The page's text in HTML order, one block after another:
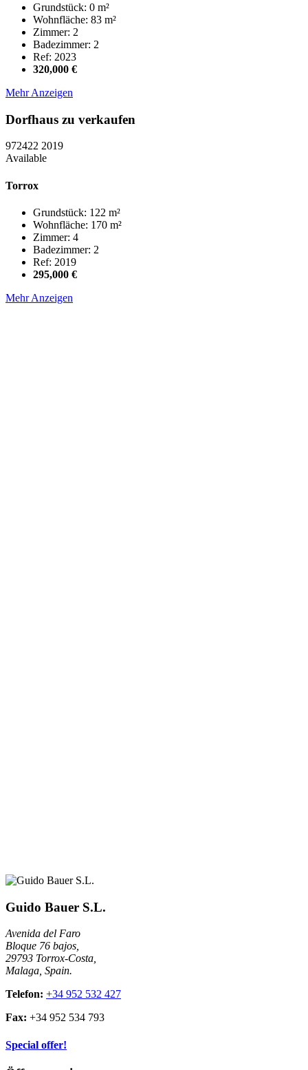
Grundstück: 0 m²
Wohnfläche: 83 m²
Zimmer: 2
Badezimmer: 2
Ref: 2023
320,000 €
Mehr Anzeigen
Dorfhaus zu verkaufen
972422 2019
Available
Torrox
Grundstück: 122 m²
Wohnfläche: 170 m²
Zimmer: 4
Badezimmer: 2
Ref: 2019
295,000 €
Mehr Anzeigen
Guido Bauer S.L.
Avenida del Faro
Bloque 76 bajos,
29793 Torrox-Costa,
Malaga, Spain.
Telefon: +34 952 532 427
Fax: +34 952 534 793
Special offer!